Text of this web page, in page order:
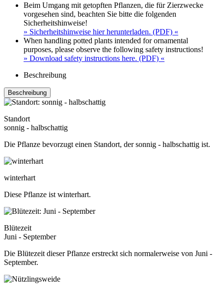
Beim Umgang mit getopften Pflanzen, die für Zierzwecke
vorgesehen sind, beachten Sie bitte die folgenden
Sicherheitshinweise!
» Sicherheitshinweise hier herunterladen. (PDF) «
When handling potted plants intended for ornamental
purposes, please observe the following safety instructions!
» Download safety instructions here. (PDF) «
Beschreibung
Beschreibung
Standort
sonnig - halbschattig
Die Pflanze bevorzugt einen Standort, der sonnig - halbschattig ist.
winterhart
Diese Pflanze ist winterhart.
Blütezeit
Juni - September
Die Blütezeit dieser Pflanze erstreckt sich normalerweise von Juni -
September.